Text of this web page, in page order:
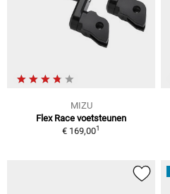
MIZU
Flex Race voetsteunen
€ 169,001